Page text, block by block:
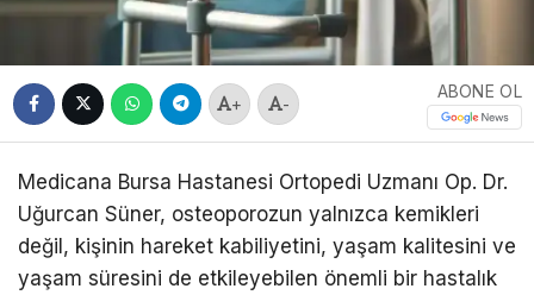
+ -
ABONE OL
Medicana Bursa Hastanesi Ortopedi Uzmanı Op. Dr.
Uğurcan Süner, osteoporozun yalnızca kemikleri
değil, kişinin hareket kabiliyetini, yaşam kalitesini ve
yaşam süresini de etkileyebilen önemli bir hastalık